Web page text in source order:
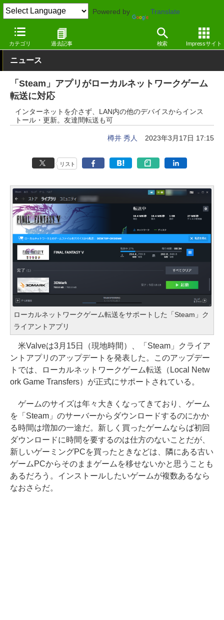
Powered by Translate
カテゴリ 過去記事 検索 Impressサイト
窓の杜 エンタメ ゲーム
ニュース
「Steam」アプリがローカルネットワークゲーム
転送に対応
インターネットを介さず、LAN内の他のデバイスからインス
トール・更新。友達間転送も可
樽井 秀人 2023年3月17日 17:15
リスト
ローカルネットワークゲーム転送をサポートした「Steam」ク
ライアントアプリ
米Valveは3月15日（現地時間）、「Steam」クライア
ントアプリのアップデートを発表した。このアップデー
トでは、ローカルネットワークゲーム転送（Local Netw
ork Game Transfers）が正式にサポートされている。
ゲームのサイズは年々大きくなってきており、ゲーム
を「Steam」のサーバーからダウンロードするのにかか
る時間は増加の一途だ。新しく買ったゲームならば初回
ダウンロードに時間を要するのは仕方のないことだが、
新しいゲーミングPCを買ったときなどは、隣にある古い
ゲームPCからそのままゲームを移せないかと思うことも
あるだろう。インストールしたいゲームが複数あるなら
なおさらだ。